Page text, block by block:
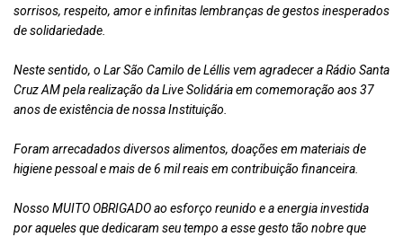
sorrisos, respeito, amor e infinitas lembranças de gestos inesperados
de solidariedade.
Neste sentido, o Lar São Camilo de Léllis vem agradecer a Rádio Santa
Cruz AM pela realização da Live Solidária em comemoração aos 37
anos de existência de nossa Instituição.
Foram arrecadados diversos alimentos, doações em materiais de
higiene pessoal e mais de 6 mil reais em contribuição financeira.
Nosso MUITO OBRIGADO ao esforço reunido e a energia investida
por aqueles que dedicaram seu tempo a esse gesto tão nobre que